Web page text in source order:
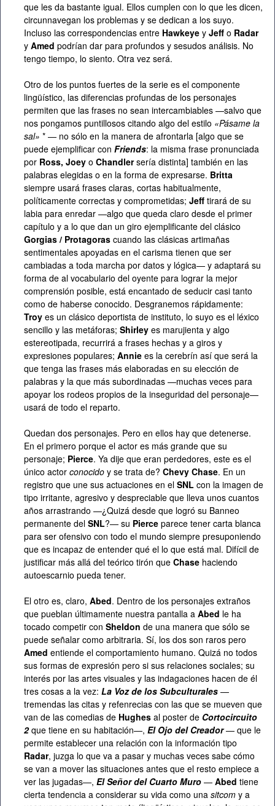
que les da bastante igual. Ellos cumplen con lo que les dicen,
circunnavegan los problemas y se dedican a los suyo.
Incluso las correspondencias entre Hawkeye y Jeff o Radar
y Amed podrían dar para profundos y sesudos análisis. No
tengo tiempo, lo siento. Otra vez será.
Otro de los puntos fuertes de la serie es el componente
lingüístico, las diferencias profundas de los personajes
permiten que las frases no sean intercambiables —salvo que
nos pongamos puntillosos citando algo del estilo «Pásame la
sal» * — no sólo en la manera de afrontarla [algo que se
puede ejemplificar con Friends: la misma frase pronunciada
por Ross, Joey o Chandlersería distinta] también en las
palabras elegidas o en la forma de expresarse. Britta
siempre usará frases claras, cortas habitualmente,
políticamente correctas y comprometidas; Jeff tirará de su
labia para enredar —algo que queda claro desde el primer
capítulo y a lo que dan un giro ejemplificante del clásico
Gorgias / Protagoras cuando las clásicas artimañas
sentimentales apoyadas en el carisma tienen que ser
cambiadas a toda marcha por datos y lógica— y adaptará su
forma de al vocabulario del oyente para lograr la mejor
comprensión posible, está encantado de seducir casi tanto
como de haberse conocido. Desgranemos rápidamente:
Troy es un clásico deportista de instituto, lo suyo es el léxico
sencillo y las metáforas; Shirley es marujienta y algo
estereotipada, recurrirá a frases hechas y a giros y
expresiones populares; Annie es la cerebrín así que será la
que tenga las frases más elaboradas en su elección de
palabras y la que más subordinadas —muchas veces para
apoyar los rodeos propios de la inseguridad del personaje—
usará de todo el reparto.
Quedan dos personajes. Pero en ellos hay que detenerse.
En el primero porque el actor es más grande que su
personaje; Pierce. Ya dije que eran perdedores, este es el
único actor conocido y se trata de? Chevy Chase. En un
registro que une sus actuaciones en el SNL con la imagen de
tipo irritante, agresivo y despreciable que lleva unos cuantos
años arrastrando —¿Quizá desde que logró su Banneo
permanente del SNL?— su Pierce parece tener carta blanca
para ser ofensivo con todo el mundo siempre presuponiendo
que es incapaz de entender qué el lo que está mal. Difícil de
justificar más allá del teórico tirón que Chase haciendo
autoescarnio pueda tener.
El otro es, claro, Abed. Dentro de los personajes extraños
que pueblan últimamente nuestra pantalla a Abed le ha
tocado competir con Sheldon de una manera que sólo se
puede señalar como arbitraria. Sí, los dos son raros pero
Amed entiende el comportamiento humano. Quizá no todos
sus formas de expresión pero si sus relaciones sociales; su
interés por las artes visuales y las indagaciones hacen de él
tres cosas a la vez: La Voz de los Subculturales —
tremendas las citas y refenrecias con las que se mueven que
van de las comedias de Hughes al poster de Cortocircuito
2que tiene en su habitación—, El Ojo del Creador— que le
permite establecer una relación con la información tipo
Radar, juzga lo que va a pasar y muchas veces sabe cómo
se van a mover las situaciones antes que el resto empiece a
ver las jugadas—, El Señor del Cuarto Muro — Abed tiene
cierta tendencia a considerar su vida como una sitcom y a